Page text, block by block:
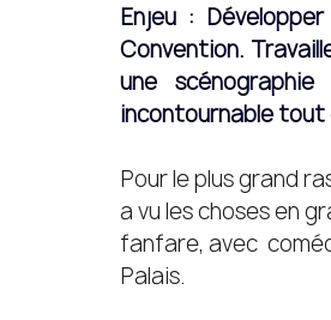
Enjeu :
Convention.
une
incontournable tout
Pour le plus grand
a vu les choses en
fanfare, avec
Palais.